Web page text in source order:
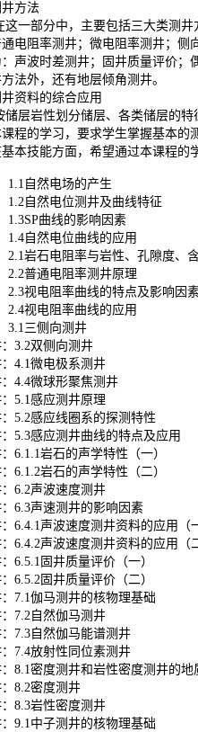
方法
部分中，主要包括三大类测井方
电阻率测井；微电阻率测井；侧
声波时差测井；固井质量评价；
法外，还有地层倾角测井。
资料的综合应用
岩性划分储层、各类储层的特征
程的学习，要求学生掌握基本的
本技能方面，希望通过本课程的
1.1自然电场的产生
1.2自然电位测井及曲线特征
1.3SP曲线的影响因素
1.4自然电位曲线的应用
2.1岩石电阻率与岩性、孔隙度、
2.2普通电阻率测井原理
2.3视电阻率曲线的特点及影响因
2.4视电阻率曲线的应用
3.1三侧向测井
3.2双侧向测井
4.1微电极系测井
4.4微球形聚焦测井
5.1感应测井原理
5.2感应线圈系的探测特性
5.3感应测井曲线的特点及应用
6.1.1岩石的声学特性（一）
6.1.2岩石的声学特性（二）
6.2声波速度测井
6.3声速测井的影响因素
6.4.1声波速度测井资料的应用（
6.4.2声波速度测井资料的应用（
6.5.1固井质量评价（一）
6.5.2固井质量评价（二）
7.1伽马测井的核物理基础
7.2自然伽马测井
7.3自然伽马能谱测井
7.4放射性同位素测井
8.1密度测井和岩性密度测井的地
8.2密度测井
8.3岩性密度测井
9.1中子测井的核物理基础